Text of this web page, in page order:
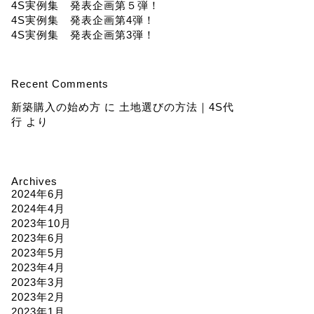
4S実例集 発表企画第５弾！
4S実例集 発表企画第4弾！
4S実例集 発表企画第3弾！
Recent Comments
新築購入の始め方 に 土地選びの方法｜4S代
行 より
Archives
2024年6月
2024年4月
2023年10月
2023年6月
2023年5月
2023年4月
2023年3月
2023年2月
2023年1月